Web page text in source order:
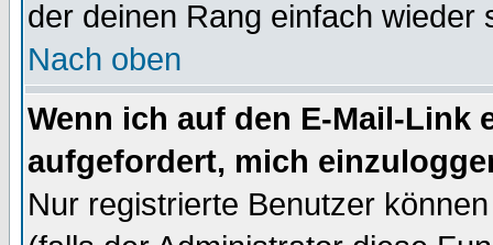
der deinen Rang einfach wieder
Nach oben
Wenn ich auf den E-Mail-Link
aufgefordert, mich
Nur registrierte Benutzer